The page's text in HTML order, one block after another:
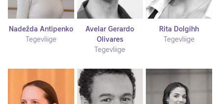
Nadežda Antipenko
Tegevliige
Avelar Gerardo
Olivares
Tegevliige
Rita Dolgihh
Tegevliige